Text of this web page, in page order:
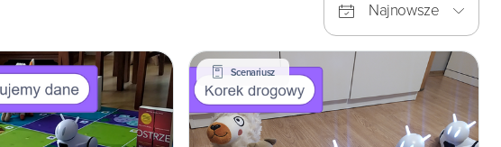
Najnowsze
Scenariusz